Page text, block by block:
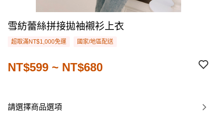
雪紡蕾絲拼接拋袖襯衫上衣
超取滿NT$1,000免運 國家/地區配送
NT$599 ~ NT$680
請選擇商品選項